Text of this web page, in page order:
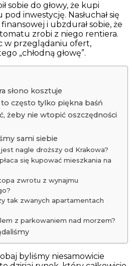
sobie do głowy, że kupi
inwestycję. Nasłuchał się
i ubzdurał sobie, że
zrobi z niego rentiera.
w przeglądaniu ofert,
„chłodną głowę”.
słono kosztuje
często tylko piękna baśń
żeby nie wtopić oszczędności
sami siebie
nagle droższy od Krakowa?
się kupować mieszkania na
zwrotu z wynajmu
tak zwanych apartamentach
z parkowaniem nad morzem?
byliśmy niesamowicie